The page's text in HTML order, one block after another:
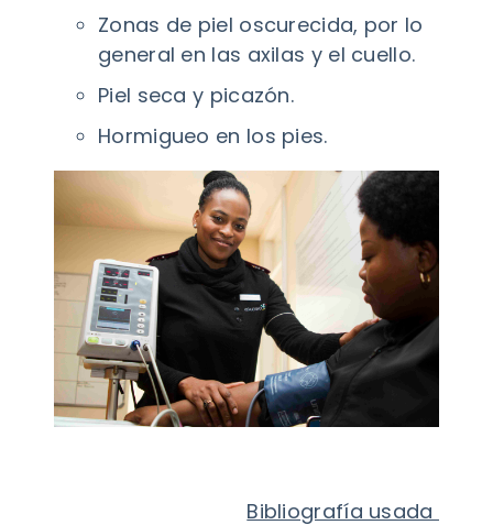
Zonas de piel oscurecida, por lo
general en las axilas y el cuello.
Piel seca y picazón.
Hormigueo en los pies.
Bibliografía usada